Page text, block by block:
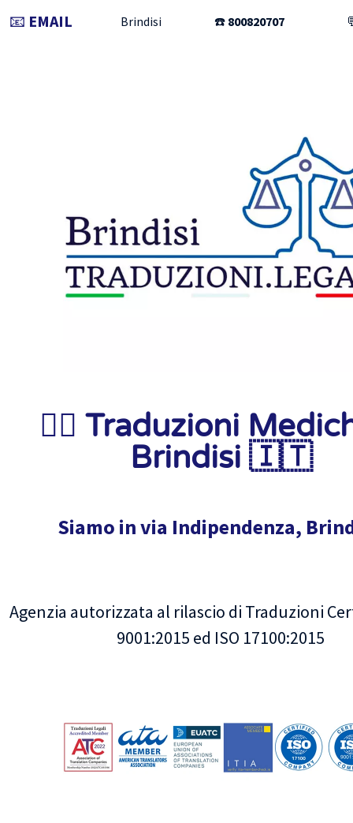
📧 EMAIL Brindisi ☎️ 800820707
🧑‍⚕️ Traduzioni
Brindisi 🇮🇹
Siamo in via Indipendenza,
Agenzia autorizzata al rilascio di Traduzioni
9001:2015 ed ISO 17100:2015